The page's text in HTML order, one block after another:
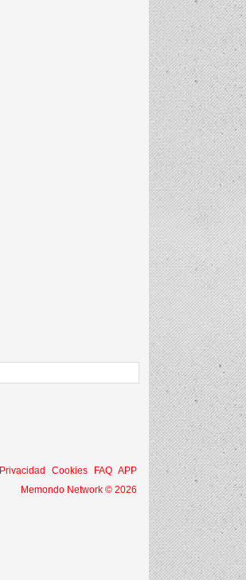
Privacidad Cookies FAQ APP
Memondo Network © 2026